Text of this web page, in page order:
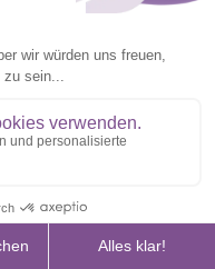
in unserer
Anspruch an
setzt alles daran,